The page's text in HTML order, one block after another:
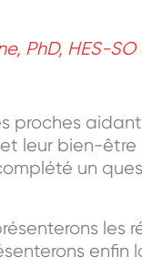
PhD, HES-
proches
leur bien-
un
les
enfin